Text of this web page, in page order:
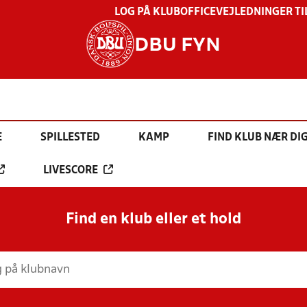
LOG PÅ KLUBOFFICEVEJLEDNINGER
DBU FYN
SPILLESTED KAMP FIND KLUB NÆR
LIVESCORE
Find en klub eller et hold